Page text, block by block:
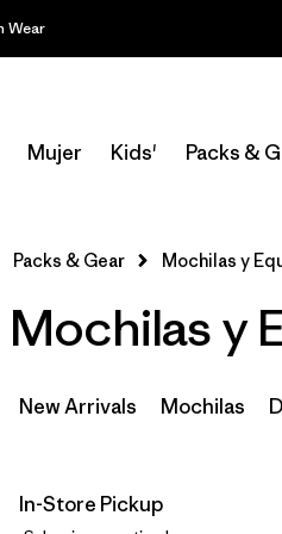
Wear
Mujer Kids' Packs &
Packs & Gear Mochilas y
Mochilas y
New Arrivals Mochilas
In-Store Pickup